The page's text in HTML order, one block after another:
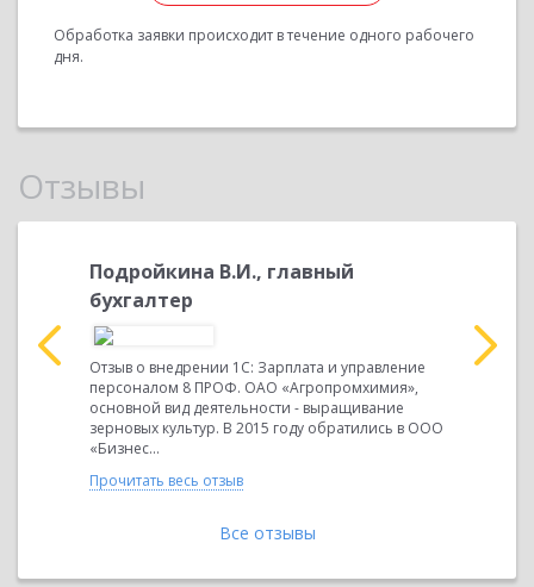
Обработка заявки происходит в течение одного рабочего
дня.
Отзывы
Подройкина В.И., главный
бухгалтер
Отзыв о внедрении 1С: Зарплата и управление
персоналом 8 ПРОФ. ОАО «Агропромхимия»,
основной вид деятельности - выращивание
зерновых культур. В 2015 году обратились в ООО
«Бизнес...
Прочитать весь отзыв
Все отзывы